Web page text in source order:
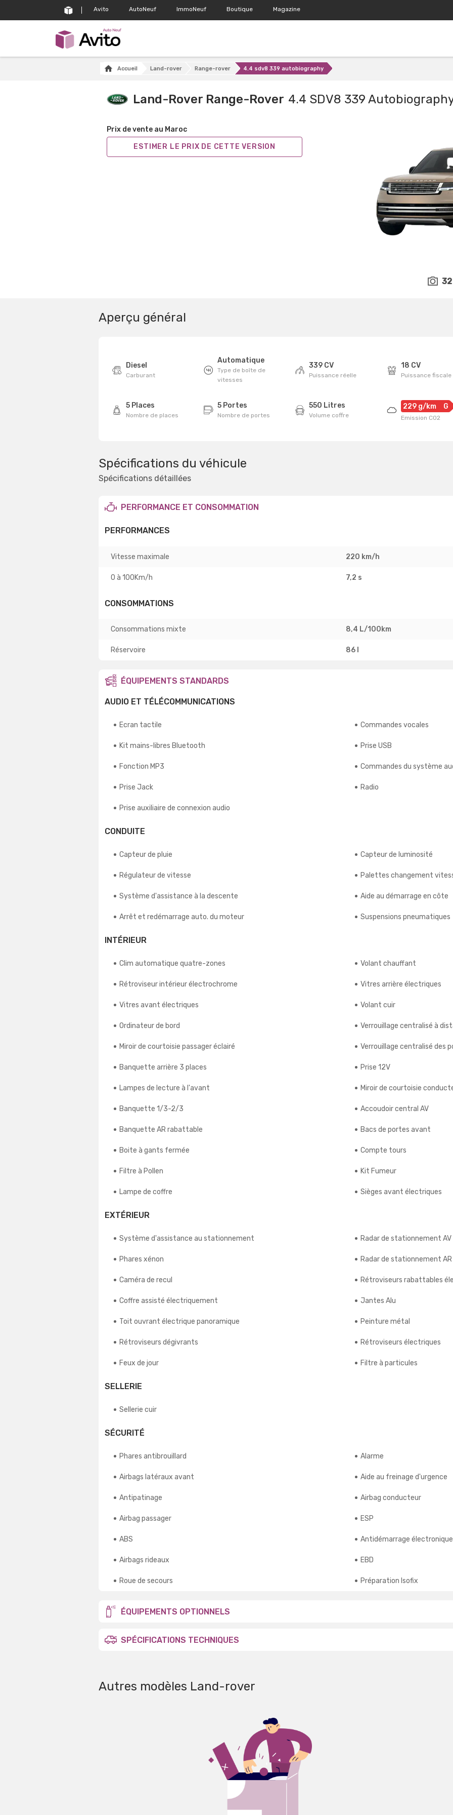
Avito AutoNeuf ImmoNeuf Boutique Magazine
Accueil Land-rover Range-rover 4.4 sdv8 339 autobiography
Land-Rover Range-Rover 4.4 SDV8 339
Prix de vente au Maroc
ESTIMER LE PRIX DE CETTE VERSION
32
Aperçu général
Diesel
Carburant
Automatique
Type de boîte de
vitesses
339 CV
Puissance réelle
18 CV
Puissance fiscale
5 Places
Nombre de places
5 Portes
Nombre de portes
550 Litres
Volume coffre
229 g/km G
Emission CO2
Spécifications du véhicule
Spécifications détaillées
PERFORMANCE ET CONSOMMATION
PERFORMANCES
Vitesse maximale 220 km/h
0 à 100Km/h 7,2 s
CONSOMMATIONS
Consommations mixte 8,4 L/100km
Réservoire 86 l
ÉQUIPEMENTS STANDARDS
AUDIO ET TÉLÉCOMMUNICATIONS
Ecran tactile Commandes vocales
Kit mains-libres Bluetooth Prise USB
Fonction MP3 Commandes du système
Prise Jack Radio
Prise auxiliaire de connexion audio
CONDUITE
Capteur de pluie Capteur de luminosité
Régulateur de vitesse Palettes changement
Système d'assistance à la descente Aide au démarrage en côte
Arrêt et redémarrage auto. du moteur Suspensions pneumatiques
INTÉRIEUR
Clim automatique quatre-zones Volant chauffant
Rétroviseur intérieur électrochrome Vitres arrière électriques
Vitres avant électriques Volant cuir
Ordinateur de bord Verrouillage centralisé à
Miroir de courtoisie passager éclairé Verrouillage centralisé des
Banquette arrière 3 places Prise 12V
Lampes de lecture à l'avant Miroir de courtoisie
Banquette 1/3-2/3 Accoudoir central AV
Banquette AR rabattable Bacs de portes avant
Boite à gants fermée Compte tours
Filtre à Pollen Kit Fumeur
Lampe de coffre Sièges avant électriques
EXTÉRIEUR
Système d'assistance au stationnement Radar de stationnement AV
Phares xénon Radar de stationnement AR
Caméra de recul Rétroviseurs rabattables
Coffre assisté électriquement Jantes Alu
Toit ouvrant électrique panoramique Peinture métal
Rétroviseurs dégivrants Rétroviseurs électriques
Feux de jour Filtre à particules
SELLERIE
Sellerie cuir
SÉCURITÉ
Phares antibrouillard Alarme
Airbags latéraux avant Aide au freinage d'urgence
Antipatinage Airbag conducteur
Airbag passager ESP
ABS Antidémarrage électronique
Airbags rideaux EBD
Roue de secours Préparation Isofix
ÉQUIPEMENTS OPTIONNELS
SPÉCIFICATIONS TECHNIQUES
Autres modèles Land-rover